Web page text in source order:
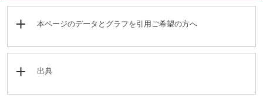
本ページのデータとグラフを引用ご希望の方へ
出典